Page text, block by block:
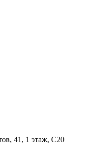
41, 1 этаж, С20